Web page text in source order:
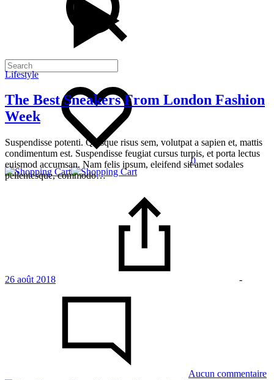
0
Panier
Lifestyle
The Best Sneakers From London Fashion
Week
Suspendisse potenti. Quisque risus sem, volutpat a sapien et, mattis
condimentum est. Suspendisse feugiat cursus turpis, et porta lectus
euismod accumsan. Nam felis ipsum, eleifend sit amet sodales
pellentesque, commodo…
26 août 2018 -
Aucun commentaire